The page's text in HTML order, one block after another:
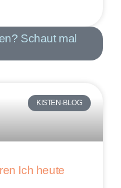
Schaut mal
KISTEN-BLOG
Ich heute